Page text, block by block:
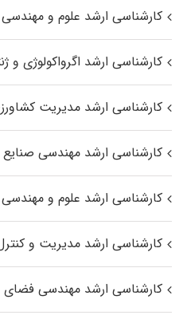
کارشناسی ارشد علوم و
کارشناسی ارشد اگرواکولوژی و
کارشناسی ارشد مدیریت
کارشناسی ارشد مهندسی
کارشناسی ارشد علوم و
کارشناسی ارشد مدیریت و
کارشناسی ارشد مهندسی فضای